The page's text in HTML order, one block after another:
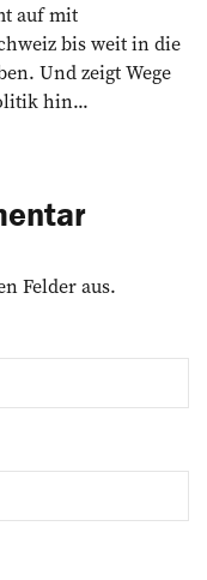
auf mit
bis weit in die
Und zeigt Wege
hin...
Felder aus.